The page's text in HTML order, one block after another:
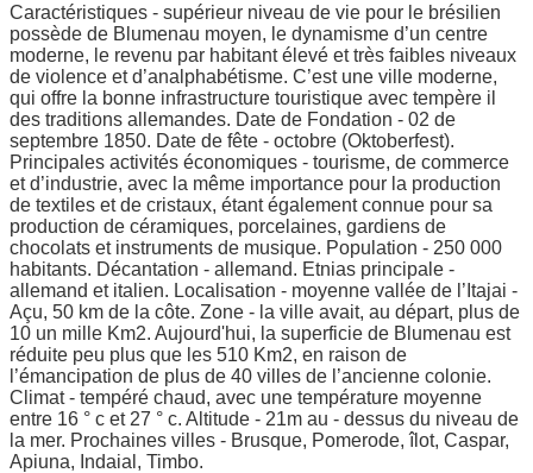
Caractéristiques - supérieur niveau de vie pour le brésilien
possède de Blumenau moyen, le dynamisme d’un centre
moderne, le revenu par habitant élevé et très faibles niveaux
de violence et d’analphabétisme. C’est une ville moderne,
qui offre la bonne infrastructure touristique avec tempère il
des traditions allemandes. Date de Fondation - 02 de
septembre 1850. Date de fête - octobre (Oktoberfest).
Principales activités économiques - tourisme, de commerce
et d’industrie, avec la même importance pour la production
de textiles et de cristaux, étant également connue pour sa
production de céramiques, porcelaines, gardiens de
chocolats et instruments de musique. Population - 250 000
habitants. Décantation - allemand. Etnias principale -
allemand et italien. Localisation - moyenne vallée de l’Itajai -
Açu, 50 km de la côte. Zone - la ville avait, au départ, plus de
10 un mille Km2. Aujourd'hui, la superficie de Blumenau est
réduite peu plus que les 510 Km2, en raison de
l’émancipation de plus de 40 villes de l’ancienne colonie.
Climat - tempéré chaud, avec une température moyenne
entre 16 ° c et 27 ° c. Altitude - 21m au - dessus du niveau de
la mer. Prochaines villes - Brusque, Pomerode, îlot, Caspar,
Apiuna, Indaial, Timbo.